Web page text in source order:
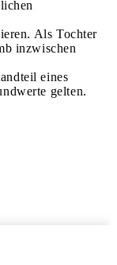
Als Tochter
inzwischen
eines
gelten.